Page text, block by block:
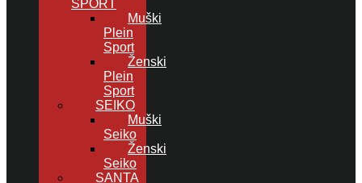
SPORT
Muški
Plein
Sport
Ženski
Plein
Sport
SEIKO
Muški
Seiko
Ženski
Seiko
SANTA